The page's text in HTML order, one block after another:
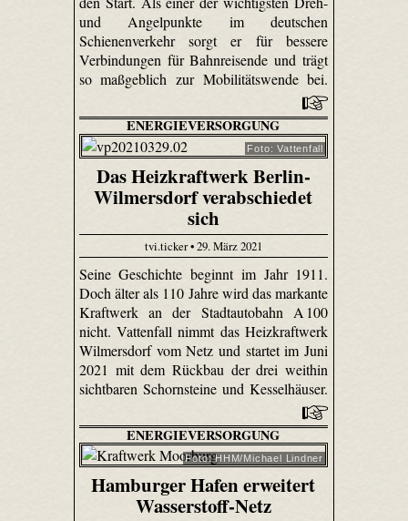
und Angelpunkte im deutschen
Schienenverkehr sorgt er für bessere
Verbindungen für Bahnreisende und trägt
so maßgeblich zur Mobilitätswende bei.
ENERGIEVERSORGUNG
Foto: Vattenfall
Das Heizkraftwerk Berlin-
Wilmersdorf verabschiedet
sich
tvi.ticker • 29. März 2021
Seine Geschichte beginnt im Jahr 1911.
Doch älter als 110 Jahre wird das markante
Kraftwerk an der Stadtautobahn A 100
nicht. Vattenfall nimmt das Heizkraftwerk
Wilmersdorf vom Netz und startet im Juni
2021 mit dem Rückbau der drei weithin
sichtbaren Schornsteine und Kesselhäuser.
ENERGIEVERSORGUNG
Foto: HHM/Michael Lindner
Hamburger Hafen erweitert
Wasserstoff-Netz